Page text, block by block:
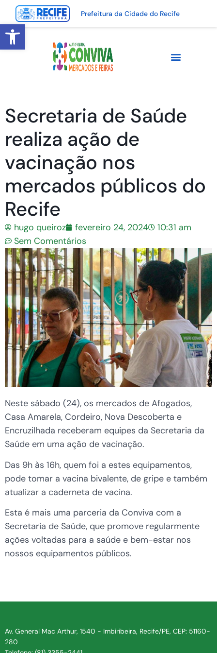
Abrir a barra de ferramentas
Prefeitura da Cidade do Recife
Secretaria de Saúde
realiza ação de
vacinação nos
mercados públicos do
Recife
hugo queiroz fevereiro 24, 2024
10:31 am
Sem Comentários
Neste sábado (24), os mercados de Afogados,
Casa Amarela, Cordeiro, Nova Descoberta e
Encruzilhada receberam equipes da Secretaria da
Saúde em uma ação de vacinação.
Das 9h às 16h, quem foi a estes equipamentos,
pode tomar a vacina bivalente, de gripe e também
atualizar a caderneta de vacina.
Esta é mais uma parceria da Conviva com a
Secretaria de Saúde, que promove regularmente
ações voltadas para a saúde e bem-estar nos
nossos equipamentos públicos.
Av. General Mac Arthur, 1540 - Imbiribeira, Recife/PE, CEP: 51160-
280